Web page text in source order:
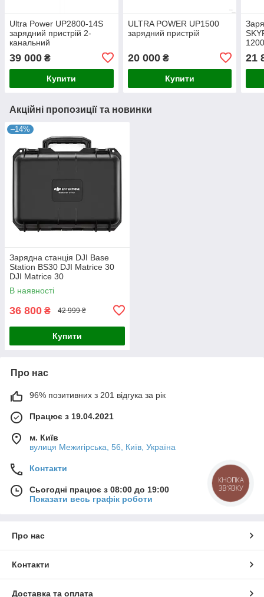
Ultra Power UP2800-14S
зарядний пристрій 2-
канальний
39 000 ₴
Купити
ULTRA POWER UP1500
зарядний пристрій
20 000₴
Купити
21
Акційні пропозиції та новинки
–14%
Зарядна станція DJI Base
Station BS30 DJI Matrice 30
DJI Matrice 30
В наявності
36 800 ₴ 42 999 ₴
Купити
Про нас
96% позитивних з 201 відгука за рік
Працює з 19.04.2021
м. Київ
вулиця Межигірська, 56, Київ, Україна
Контакти
Сьогодні працює з 08:00 до 19:00
Показати весь графік роботи
Про нас
Контакти
Доставка та оплата
КНОПКА
ЗВ'ЯЗКУ